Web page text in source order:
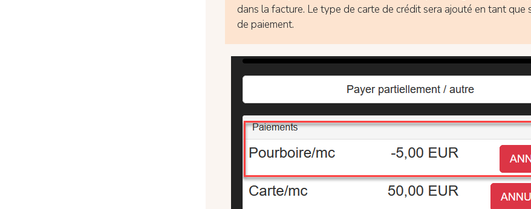
dans la facture. Le type de carte de crédit sera ajouté en tant que
de paiement.